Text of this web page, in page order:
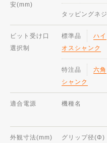
安(mm)
タッピングネジ
ビット受け口
選択制
標準品
ハイ
オスシャンク
特注品
六角
シャンク
適合電源 機種名
外観寸法(mm) グリップ径(Φ)